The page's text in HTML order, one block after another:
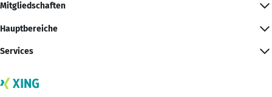
Mitgliedschaften
Hauptbereiche
Services